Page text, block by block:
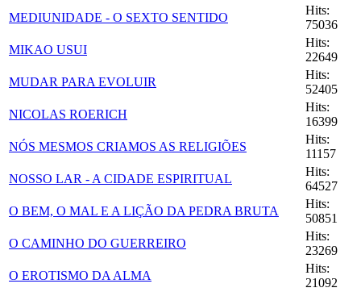
MEDIUNIDADE - O SEXTO SENTIDO
Hits:
75036
MIKAO USUI
Hits:
22649
MUDAR PARA EVOLUIR
Hits:
52405
NICOLAS ROERICH
Hits:
16399
NÓS MESMOS CRIAMOS AS RELIGIÕES
Hits:
11157
NOSSO LAR - A CIDADE ESPIRITUAL
Hits:
64527
O BEM, O MAL E A LIÇÃO DA PEDRA BRUTA
Hits:
50851
O CAMINHO DO GUERREIRO
Hits:
23269
O EROTISMO DA ALMA
Hits:
21092